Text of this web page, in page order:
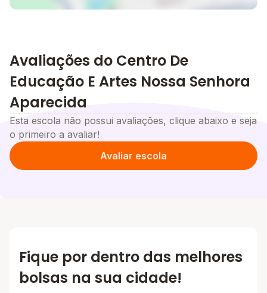
Avaliações do Centro De
Educação E Artes Nossa Senhora
Aparecida
Esta escola não possui avaliações, clique abaixo e seja
o primeiro a avaliar!
Avaliar escola
Fique por dentro das melhores
bolsas na sua cidade!